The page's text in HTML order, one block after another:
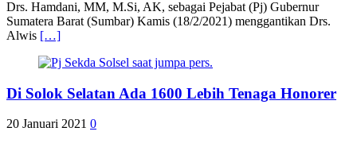
Drs. Hamdani, MM, M.Si, AK, sebagai Pejabat (Pj) Gubernur
Sumatera Barat (Sumbar) Kamis (18/2/2021) menggantikan Drs.
Alwis […]
Di Solok Selatan Ada 1600 Lebih Tenaga Honorer
20 Januari 2021 0